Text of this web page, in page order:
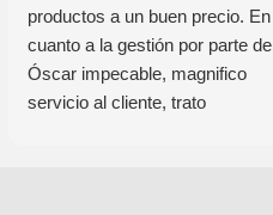
productos a un buen precio. En
cuanto a la gestión por parte de
Óscar impecable, magnifico
servicio al cliente, trato